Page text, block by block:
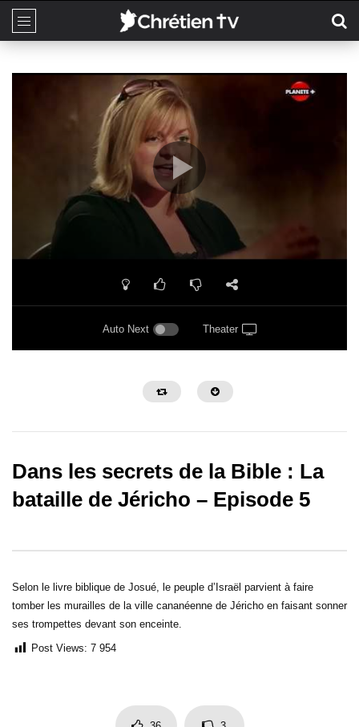
Auto Next Theater
déluge de Noé – Episode 13
suaire de Turin –
Dans les secrets de la Bible : La
bataille de Jéricho – Episode 5
Selon le livre biblique de Josué, le peuple d’Israël parvient à faire
tomber les murailles de la ville cananéenne de Jéricho en faisant sonner
ses trompettes devant son enceinte.
Post Views: 7 954